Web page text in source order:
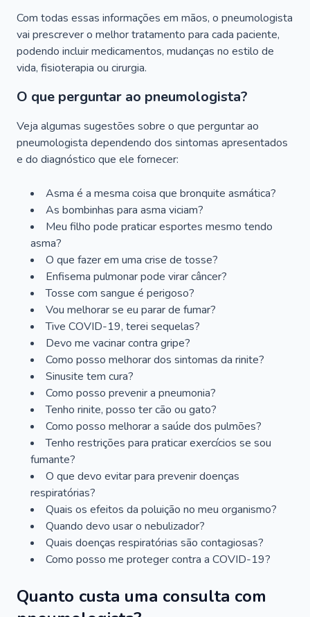
Com todas essas informações em mãos, o pneumologista
vai prescrever o melhor tratamento para cada paciente,
podendo incluir medicamentos, mudanças no estilo de
vida, fisioterapia ou cirurgia.
O que perguntar ao pneumologista?
Veja algumas sugestões sobre o que perguntar ao
pneumologista dependendo dos sintomas apresentados
e do diagnóstico que ele fornecer:
Asma é a mesma coisa que bronquite asmática?
As bombinhas para asma viciam?
Meu filho pode praticar esportes mesmo tendo
asma?
O que fazer em uma crise de tosse?
Enfisema pulmonar pode virar câncer?
Tosse com sangue é perigoso?
Vou melhorar se eu parar de fumar?
Tive COVID-19, terei sequelas?
Devo me vacinar contra gripe?
Como posso melhorar dos sintomas da rinite?
Sinusite tem cura?
Como posso prevenir a pneumonia?
Tenho rinite, posso ter cão ou gato?
Como posso melhorar a saúde dos pulmões?
Tenho restrições para praticar exercícios se sou
fumante?
O que devo evitar para prevenir doenças
respiratórias?
Quais os efeitos da poluição no meu organismo?
Quando devo usar o nebulizador?
Quais doenças respiratórias são contagiosas?
Como posso me proteger contra a COVID-19?
Quanto custa uma consulta com